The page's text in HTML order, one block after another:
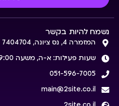
נשמח להיות בקשר
המזמרה 4, נס ציונה, 7404704
שעות פעילות: א-ה, משעה 9:00 - 19:00
051-596-7005
main@2site.co.il